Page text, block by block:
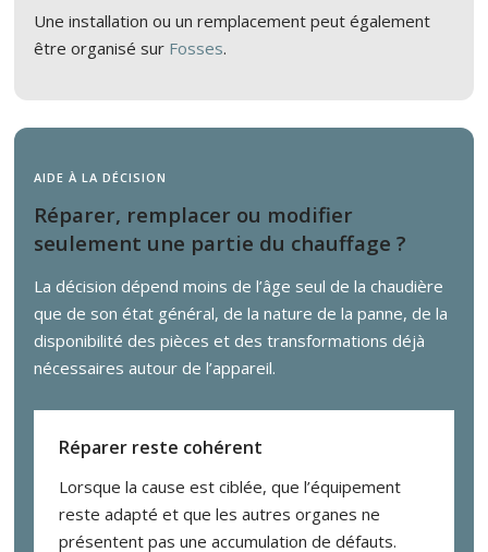
Une installation ou un remplacement peut également
être organisé sur Fosses.
AIDE À LA DÉCISION
Réparer, remplacer ou modifier
seulement une partie du chauffage ?
La décision dépend moins de l’âge seul de la chaudière
que de son état général, de la nature de la panne, de la
disponibilité des pièces et des transformations déjà
nécessaires autour de l’appareil.
Réparer reste cohérent
Lorsque la cause est ciblée, que l’équipement
reste adapté et que les autres organes ne
présentent pas une accumulation de défauts.